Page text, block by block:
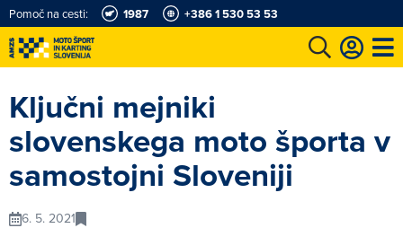
Pomoč na cesti: 1987 +386 1 530 53 53
Ključni mejniki
slovenskega moto športa v
samostojni Sloveniji
6. 5. 2021